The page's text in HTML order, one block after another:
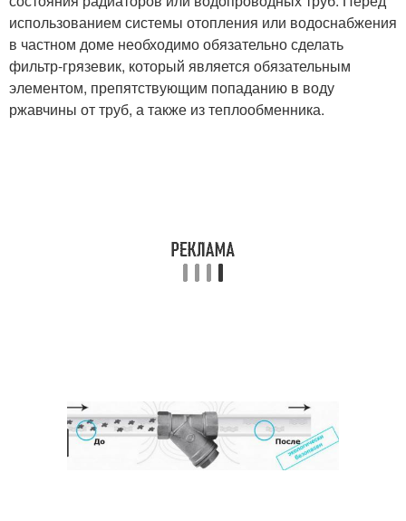
использованием системы отопления или водоснабжения
в частном доме необходимо обязательно сделать
фильтр-грязевик, который является обязательным
элементом, препятствующим попаданию в воду
ржавчины от труб, а также из теплообменника.